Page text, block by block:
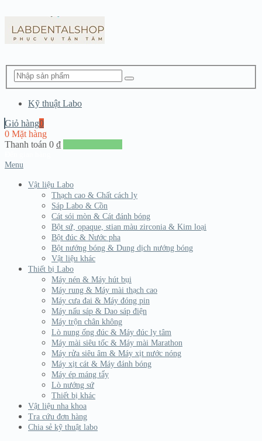
Kỹ thuật Labo
Giỏ hàng0
0 Mặt hàng
Thanh toán 0 ₫
Menu
Vật liệu Labo
Thạch cao & Chất cách ly
Sáp Labo & Cồn
Cát sói mòn & Cát đánh bóng
Bột sứ, opaque, stian màu zirconia & Kim loại
Bột đúc & Nước pha
Bột nướng bóng & Dung dịch nướng bóng
Vật liệu khác
Thiết bị Labo
Máy nén & Máy hút bụi
Máy rung & Máy mài thạch cao
Máy cưa đai & Máy đóng pin
Máy nấu sáp & Dao sáp điện
Máy trộn chân không
Lò nung ống đúc & Máy đúc ly tâm
Máy mài siêu tốc & Máy mài Marathon
Máy rửa siêu âm & Máy xịt nước nóng
Máy xịt cát & Máy đánh bóng
Máy ép máng tẩy
Lò nướng sứ
Thiết bị khác
Vật liệu nha khoa
Tra cứu đơn hàng
Chia sẻ kỹ thuật labo